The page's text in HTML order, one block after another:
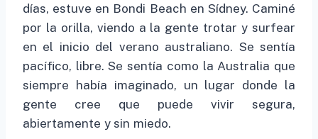
días, estuve en Bondi Beach en Sídney. Caminé
por la orilla, viendo a la gente trotar y surfear
en el inicio del verano australiano. Se sentía
pacífico, libre. Se sentía como la Australia que
siempre había imaginado, un lugar donde la
gente cree que puede vivir segura,
abiertamente y sin miedo.